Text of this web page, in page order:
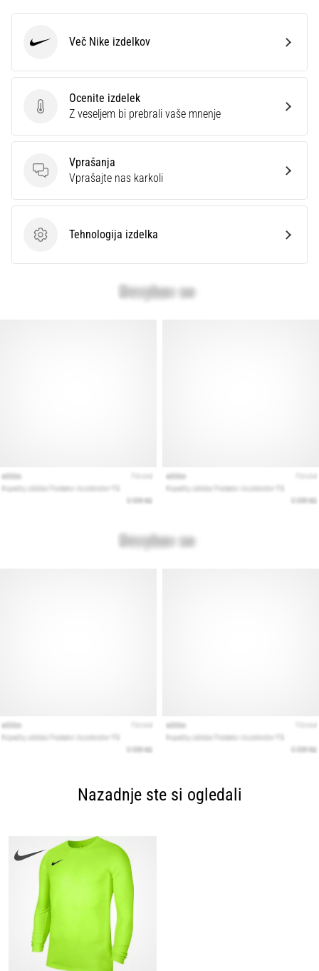
članke
Ocenite izdelek
Ocenite izdelek
Z veseljem bi prebrali vaše mnenje
Vprašanja
Vprašanja
Vprašajte nas karkoli
Tehnologija izdelka
Tehnologija izdelka
Več Nike izdelkov
Nazadnje ste si ogledali